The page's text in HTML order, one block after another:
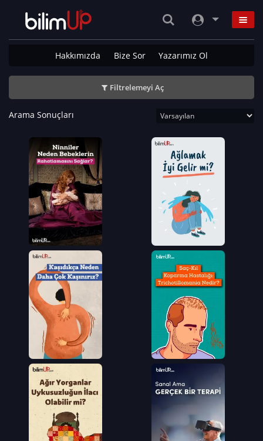
Hakkımızda Bize Sor Yazarımız Ol
Filtrelemeyi Aç
Arama Sonuçları